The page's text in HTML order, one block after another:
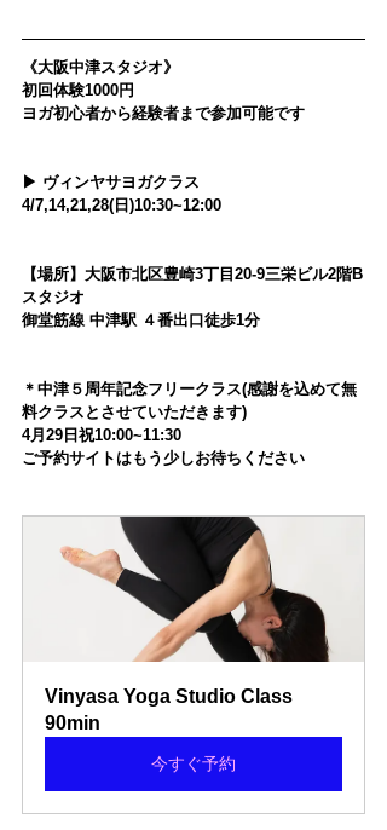
《大阪中津スタジオ》
初回体験1000円
ヨガ初心者から経験者まで参加可能です
▶ ヴィンヤサヨガクラス
4/7,14,21,28(日)10:30~12:00
【場所】大阪市北区豊崎3丁目20-9三栄ビル2階B
スタジオ
御堂筋線 中津駅 ４番出口徒歩1分
＊中津５周年記念フリークラス(感謝を込めて無
料クラスとさせていただきます)
4月29日祝10:00~11:30
ご予約サイトはもう少しお待ちください
Vinyasa Yoga Studio Class
90min
今すぐ予約